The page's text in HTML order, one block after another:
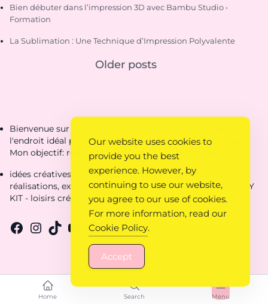
Home Search Menu
Bien débuter dans l’impression 3D avec Bambu Studio •
Formation
La Sublimation : Une Technique d’Impression Polyvalente
Older posts
Bienvenue sur la chaîne de Bricolage Mamy Kit C'est
l'endroit idéal pour découvrir des créations étonnantes.
Mon objectif: rendre ta vie de parent plus pratique.
idées créatives, loisirs créatifs, coloriages, fiches de
réalisations, explications, idées pour loisirs créatifs - MAMY
KIT - loisirs créatifs
Our website uses cookies to
provide you the best
experience. However, by
continuing to use our website,
you agree to our use of cookies.
For more information, read our
Cookie Policy.
Accept